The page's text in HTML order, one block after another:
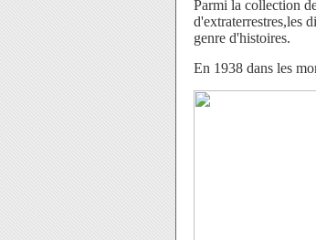
Parmi la collection
d'extraterrestres,les
genre d'histoires.
En 1938 dans les